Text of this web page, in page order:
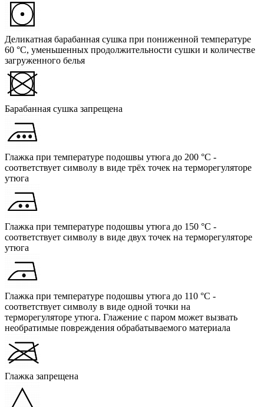
Деликатная барабанная сушка при пониженной температуре
60 °C, уменьшенных продолжительности сушки и количестве
загруженного белья
Барабанная сушка запрещена
Глажка при температуре подошвы утюга до 200 °C -
соответствует символу в виде трёх точек на терморегуляторе
утюга
Глажка при температуре подошвы утюга до 150 °C -
соответствует символу в виде двух точек на терморегуляторе
утюга
Глажка при температуре подошвы утюга до 110 °C -
соответствует символу в виде одной точки на
терморегуляторе утюга. Глажение с паром может вызвать
необратимые повреждения обрабатываемого материала
Глажка запрещена